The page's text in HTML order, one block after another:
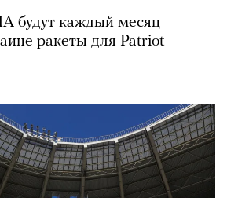
будут каждый месяц
ракеты для Patriot